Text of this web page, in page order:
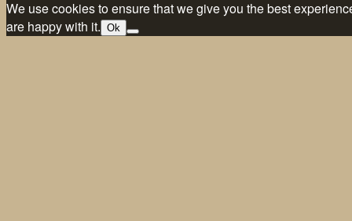
We use cookies to ensure that we give you the best
are happy with it. Ok